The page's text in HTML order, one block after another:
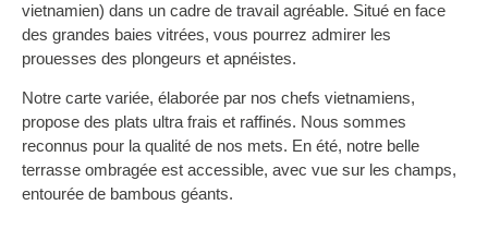
vietnamien) dans un cadre de travail agréable. Situé en face
des grandes baies vitrées, vous pourrez admirer les
prouesses des plongeurs et apnéistes.
Notre carte variée, élaborée par nos chefs vietnamiens,
propose des plats ultra frais et raffinés. Nous sommes
reconnus pour la qualité de nos mets. En été, notre belle
terrasse ombragée est accessible, avec vue sur les champs,
entourée de bambous géants.